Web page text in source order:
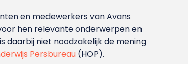
en medewerkers van Avans
hen relevante onderwerpen en
daarbij niet noodzakelijk de mening
Persbureau (HOP).